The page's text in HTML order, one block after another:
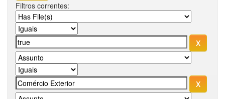
Filtros correntes: